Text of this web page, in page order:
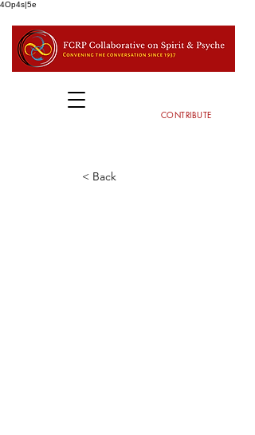
4Op4s|5e
CONTRIBUTE
< Back